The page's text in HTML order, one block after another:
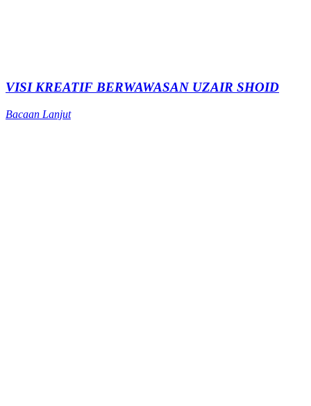
VISI KREATIF BERWAWASAN UZAIR SHOID
Bacaan Lanjut